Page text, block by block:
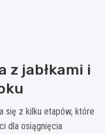
z jabłkami i
się z kilku etapów, które
dla osiągnięcia